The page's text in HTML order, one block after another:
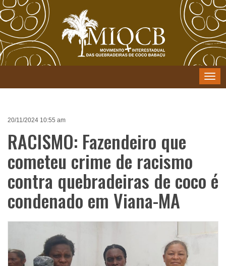
Menu
20/11/2024 10:55 am
RACISMO: Fazendeiro que
cometeu crime de racismo
contra quebradeiras de coco é
condenado em Viana-MA